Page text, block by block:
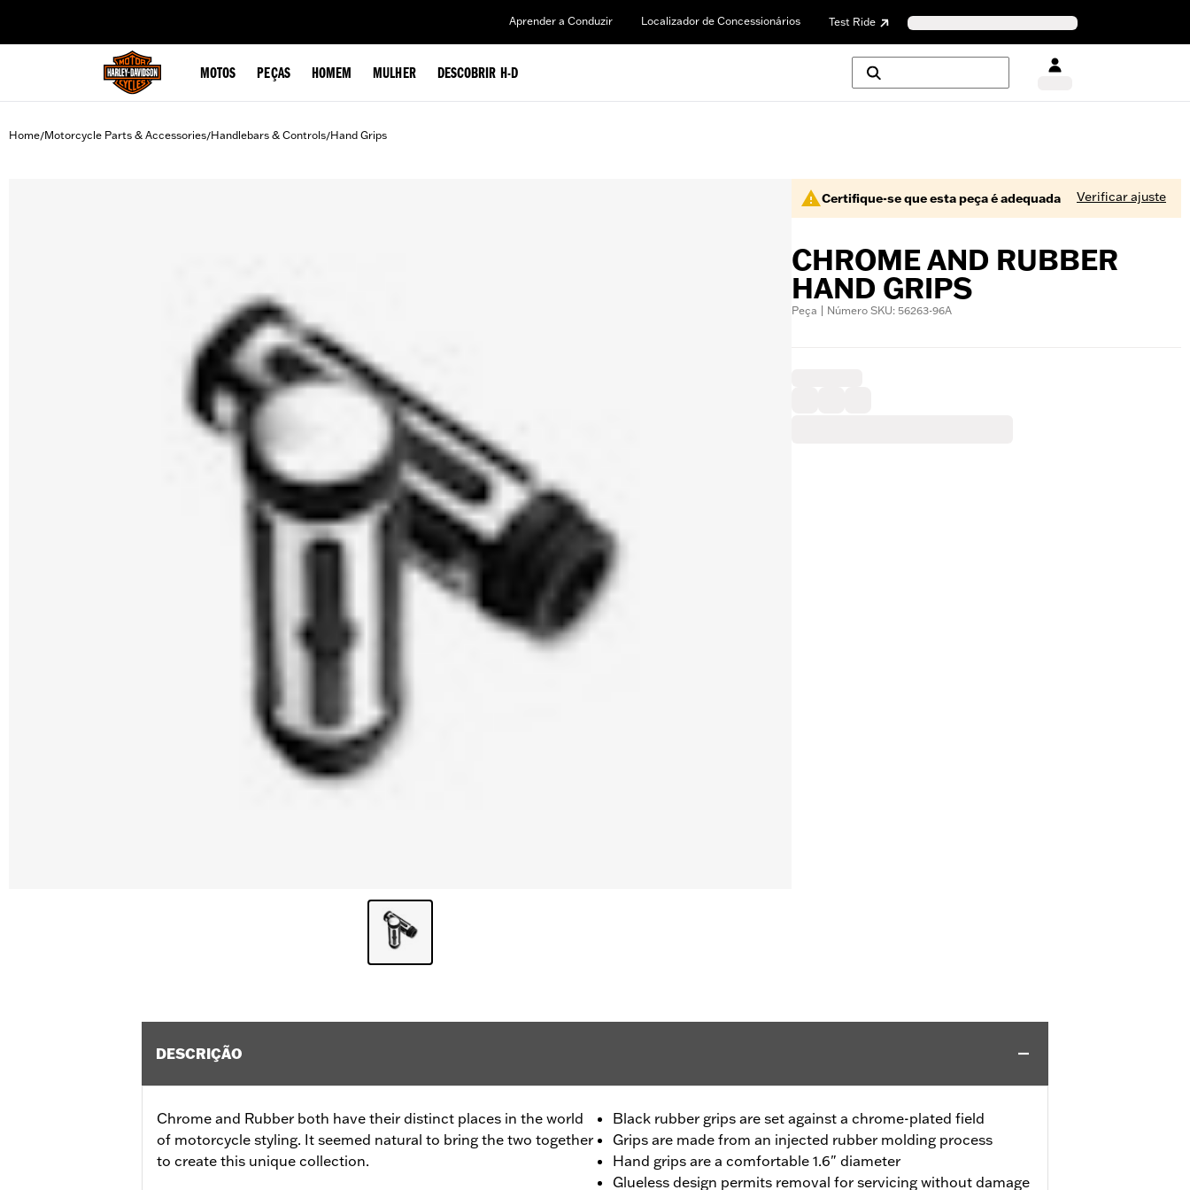
Aprender a Conduzir Localizador de Concessionários Test Ride
MOTOS PEÇAS HOMEM MULHER DESCOBRIR H-D
Home/Motorcycle Parts & Accessories/Handlebars & Controls/Hand Grips
Certifique-se que esta peça é adequada Verificar ajuste
CHROME AND RUBBER
HAND GRIPS
Peça | Número SKU: 56263-96A
DESCRIÇÃO
Chrome and Rubber both have their distinct places in the world
of motorcycle styling. It seemed natural to bring the two together
to create this unique collection.
Black rubber grips are set against a chrome-plated field
Grips are made from an injected rubber molding process
Hand grips are a comfortable 1.6" diameter
Glueless design permits removal for servicing without damage